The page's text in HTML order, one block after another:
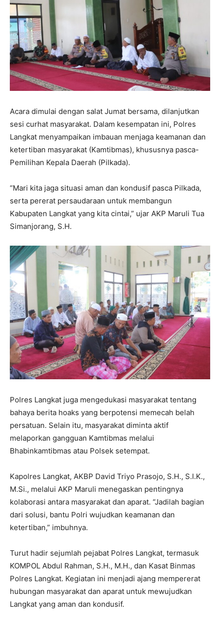
Acara dimulai dengan salat Jumat bersama, dilanjutkan
sesi curhat masyarakat. Dalam kesempatan ini, Polres
Langkat menyampaikan imbauan menjaga keamanan dan
ketertiban masyarakat (Kamtibmas), khususnya pasca-
Pemilihan Kepala Daerah (Pilkada).
“Mari kita jaga situasi aman dan kondusif pasca Pilkada,
serta pererat persaudaraan untuk membangun
Kabupaten Langkat yang kita cintai,” ujar AKP Maruli Tua
Simanjorang, S.H.
Polres Langkat juga mengedukasi masyarakat tentang
bahaya berita hoaks yang berpotensi memecah belah
persatuan. Selain itu, masyarakat diminta aktif
melaporkan gangguan Kamtibmas melalui
Bhabinkamtibmas atau Polsek setempat.
Kapolres Langkat, AKBP David Triyo Prasojo, S.H., S.I.K.,
M.Si., melalui AKP Maruli menegaskan pentingnya
kolaborasi antara masyarakat dan aparat. “Jadilah bagian
dari solusi, bantu Polri wujudkan keamanan dan
ketertiban,” imbuhnya.
Turut hadir sejumlah pejabat Polres Langkat, termasuk
KOMPOL Abdul Rahman, S.H., M.H., dan Kasat Binmas
Polres Langkat. Kegiatan ini menjadi ajang mempererat
hubungan masyarakat dan aparat untuk mewujudkan
Langkat yang aman dan kondusif.